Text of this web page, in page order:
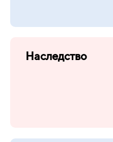
Наследство